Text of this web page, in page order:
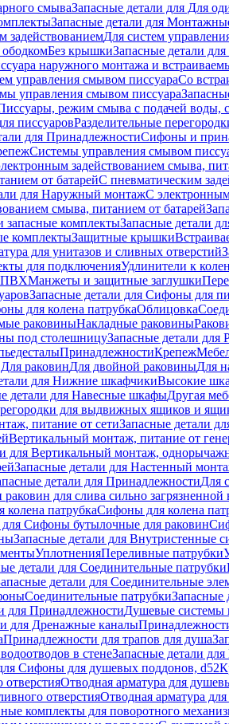
смываЗапасные детали для Для
Запасные детали для
задействованиемДля систем
Без крышкиЗапасные детали
наружного монтажа и
управления смывом писсуараСо
управления смывом писсуара
режим смыва с подачей воды,
писсуаровРазделительные
для ПринадлежностиСифоны и
Системы управления смывом
задействованием смыва,
от батарейС пневматическим
для Наружный монтажС
смыва, питанием от батарей
комплектыЗапасные детали
комплектыЗащитные крышки
для унитазов и сливных отверстий
для подключенияУдлинители к
ПВХМанжеты и защитные заглушки
Запасные детали для Cифоны для
для колена патрубкаОблицовка
раковиныНакладные раковины
под столешницуЗапасные детали
ПринадлежностиКрепеж
раковинДля двойной раковиныДля
для Нижние шкафчикиВысокие
детали для Навесные шкафыДругая
для выдвижных ящиков и
питание от сетиЗапасные детали
Вертикальный монтаж, питание от
для Вертикальный монтаж,
Запасные детали для Настенный
детали для ПринадлежностиДля
для слива сильно загрязненной
патрубкаСифоны для колена
для Сифоны бутылочные для раковин
Запасные детали для Внутристенные
УплотненияПереливные патрубки
детали для Соединительные патрубки
детали для Соединительные
Соединительные патрубкиЗапасные
для ПринадлежностиДушевые системы
для Дренажные каналы
Принадлежности для трапов для душа
в стенеЗапасные детали
Сифоны для душевых поддонов, d52
Отводная арматура для
отверстияОтводная арматура
комплекты для поворотного